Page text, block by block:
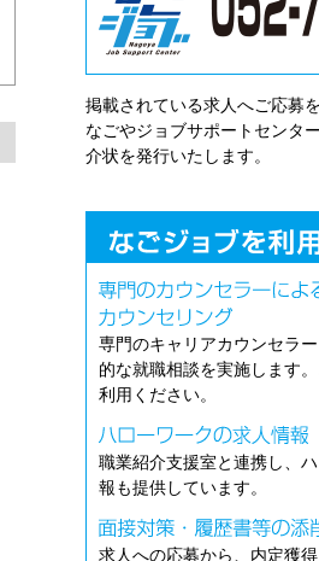
掲載されている求人へご応募
なごやジョブサポートセンタ
介状を発行いたします。
専門のキャリアカウンセラ
的な就職相談を実施します
利用ください。
職業紹介支援室と連携し、
報も提供しています。
求人への応募から、内定獲